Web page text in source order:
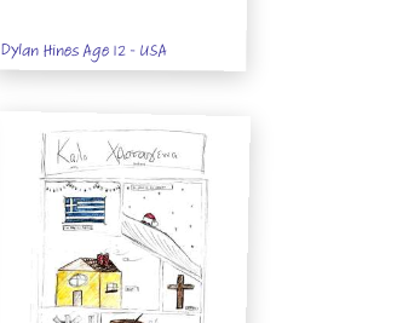
Dylan Hines Age 12 - USA